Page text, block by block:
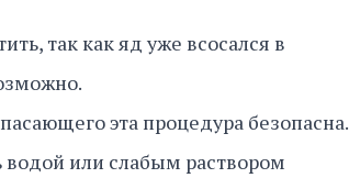
так как яд уже всосался в
эта процедура безопасна.
водой или слабым раствором